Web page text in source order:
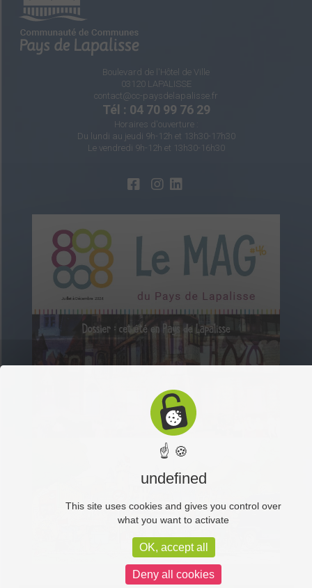
Boulevard de l'Hôtel de Ville
03120 LAPALISSE
contact@cc-paysdelapalisse.fr
Tél : 04 70 99 76 29
Horaires d'ouverture :
Du lundi au jeudi 9h-12h et 13h30-17h30
Le vendredi 9h-12h et 13h30-16h30
☝ 🍪
undefined
This site uses cookies and gives you control over
what you want to activate
OK, accept all
Deny all cookies